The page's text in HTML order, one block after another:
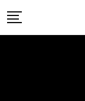
to